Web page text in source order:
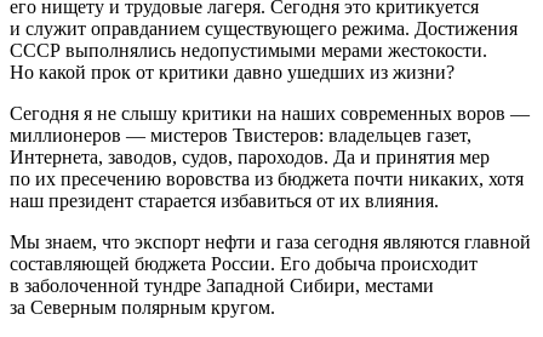
его нищету и трудовые лагеря. Сегодня это критикуется
и служит оправданием существующего режима. Достижения
СССР выполнялись недопустимыми мерами жестокости.
Но какой прок от критики давно ушедших из жизни?
Сегодня я не слышу критики на наших современных воров —
миллионеров — мистеров Твистеров: владельцев газет,
Интернета, заводов, судов, пароходов. Да и принятия мер
по их пресечению воровства из бюджета почти никаких, хотя
наш президент старается избавиться от их влияния.
Мы знаем, что экспорт нефти и газа сегодня являются главной
составляющей бюджета России. Его добыча происходит
в заболоченной тундре Западной Сибири, местами
за Северным полярным кругом.